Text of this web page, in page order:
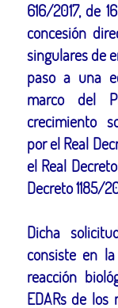
616/2017, de
concesión
singulares de
paso a una
marco del
crecimiento
por el Real
el Real
Decreto 1185/
Dicha
consiste en
reacción
EDARs de los